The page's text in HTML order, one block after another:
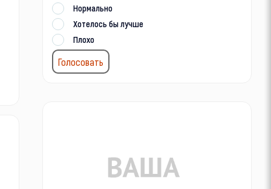
Нормально
Хотелось бы лучше
Плохо